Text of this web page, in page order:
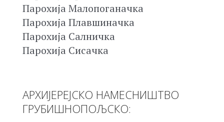
Парохија Малопоганачка
Парохија Плавшиначка
Парохија Салничка
Парохија Сисачка
АРХИЈЕРЕЈСКО НАМЕСНИШТВО
ГРУБИШНОПОЉСКО: